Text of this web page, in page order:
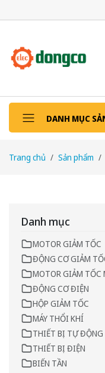
DANH MỤC
Trang chủ Sản phẩm
Danh mục
MOTOR GIẢM TỐC
ĐỘNG CƠ GIẢM
MOTOR GIẢM TỐC
ĐỘNG CƠ ĐIỆN
HỘP GIẢM TỐC
MÁY THỔI KHÍ
THIẾT BỊ TỰ ĐỘNG
THIẾT BỊ ĐIỆN
BIẾN TẦN